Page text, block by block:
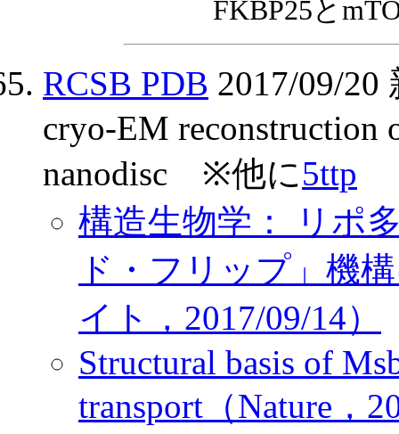
FKBP25と
RCSB PDB 2017/09/
cryo-EM reconstruction
nanodisc ※他に5ttp
構造生物学： リポ
ド・フリップ」機
イト，2017/09/14）
Structural basis of
transport（Nature，